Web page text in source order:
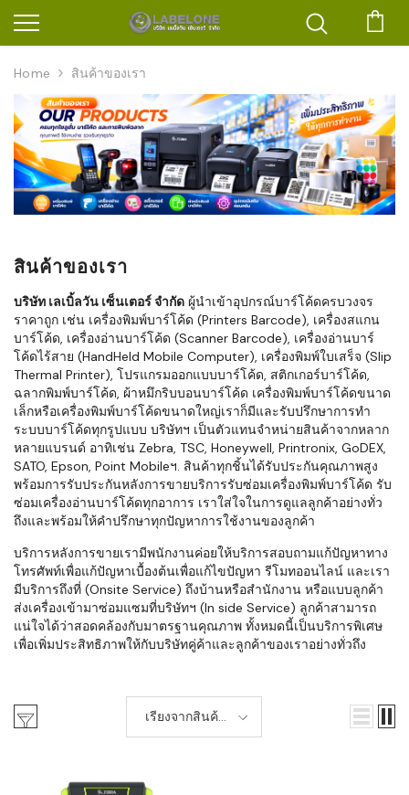
Home สินค้าของเรา
สินค้าของเรา
บริษัท เลเบิ้ลวัน เซ็นเตอร์ จำกัด ผู้นำเข้าอุปกรณ์บาร์โค้ดครบวงจร
ราคาถูก เช่น เครื่องพิมพ์บาร์โค้ด (Printers Barcode), เครื่องสแกน
บาร์โค้ด, เครื่องอ่านบาร์โค้ด (Scanner Barcode), เครื่องอ่านบาร์
โค้ดไร้สาย (HandHeld Mobile Computer), เครื่องพิมพ์ใบเสร็จ (Slip
Thermal Printer), โปรแกรมออกแบบบาร์โค้ด, สติกเกอร์บาร์โค้ด,
ฉลากพิมพ์บาร์โค้ด, ผ้าหมึกริบบอนบาร์โค้ด เครื่องพิมพ์บาร์โค้ดขนาด
เล็กหรือเครื่องพิมพ์บาร์โค้ดขนาดใหญ่เราก็มีและรับปรึกษาการทำ
ระบบบาร์โค้ดทุกรูปแบบ บริษัทฯ เป็นตัวแทนจำหน่ายสินค้าจากหลาก
หลายแบรนด์ อาทิเช่น Zebra, TSC, Honeywell, Printronix, GoDEX,
SATO, Epson, Point Mobileฯ. สินค้าทุกชิ้นได้รับประกันคุณภาพสูง
พร้อมการรับประกันหลังการขายบริการรับซ่อมเครื่องพิมพ์บาร์โค้ด รับ
ซ่อมเครื่องอ่านบาร์โค้ดทุกอาการ เราใส่ใจในการดูแลลูกค้าอย่างทั่ว
ถึงและพร้อมให้คำปรึกษาทุกปัญหาการใช้งานของลูกค้า
บริการหลังการขายเรามีพนักงานค่อยให้บริการสอบถามแก้ปัญหาทาง
โทรศัพท์เพื่อแก้ปัญหาเบื้องต้นเพื่อแก้ไขปัญหา รีโมทออนไลน์ และเรา
มีบริการถึงที่ (Onsite Service) ถึงบ้านหรือสำนักงาน หรือแบบลูกค้า
ส่งเครื่องเข้ามาซ่อมแซมที่บริษัทฯ (In side Service) ลูกค้าสามารถ
แน่ใจได้ว่าสอดคล้องกับมาตรฐานคุณภาพ ทั้งหมดนี้เป็นบริการพิเศษ
เพื่อเพิ่มประสิทธิภาพให้กับบริษัทคู่ค้าและลูกค้าของเราอย่างทั่วถึง
เรียงจากสินค้า
ใหม่-เก่า